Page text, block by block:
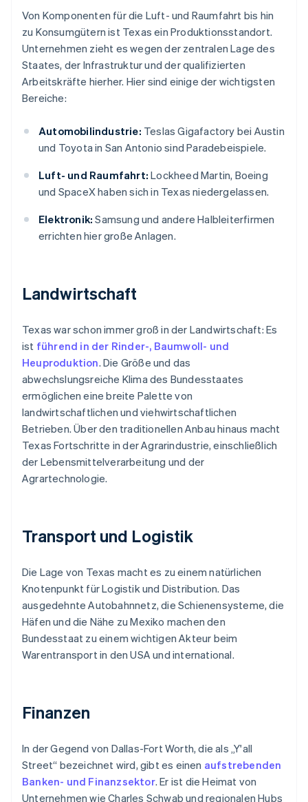
Von Komponenten für die Luft- und Raumfahrt bis hin
zu Konsumgütern ist Texas ein Produktionsstandort.
Unternehmen zieht es wegen der zentralen Lage des
Staates, der Infrastruktur und der qualifizierten
Arbeitskräfte hierher. Hier sind einige der wichtigsten
Bereiche:
Automobilindustrie: Teslas Gigafactory bei Austin
und Toyota in San Antonio sind Paradebeispiele.
Luft- und Raumfahrt: Lockheed Martin, Boeing
und SpaceX haben sich in Texas niedergelassen.
Elektronik: Samsung und andere Halbleiterfirmen
errichten hier große Anlagen.
Landwirtschaft
Texas war schon immer groß in der Landwirtschaft: Es
ist führend in der Rinder-, Baumwoll- und
Heuproduktion. Die Größe und das
abwechslungsreiche Klima des Bundesstaates
ermöglichen eine breite Palette von
landwirtschaftlichen und viehwirtschaftlichen
Betrieben. Über den traditionellen Anbau hinaus macht
Texas Fortschritte in der Agrarindustrie, einschließlich
der Lebensmittelverarbeitung und der
Agrartechnologie.
Transport und Logistik
Die Lage von Texas macht es zu einem natürlichen
Knotenpunkt für Logistik und Distribution. Das
ausgedehnte Autobahnnetz, die Schienensysteme, die
Häfen und die Nähe zu Mexiko machen den
Bundesstaat zu einem wichtigen Akteur beim
Warentransport in den USA und international.
Finanzen
In der Gegend von Dallas-Fort Worth, die als „Y'all
Street“ bezeichnet wird, gibt es einen aufstrebenden
Banken- und Finanzsektor. Er ist die Heimat von
Unternehmen wie Charles Schwab und regionalen Hubs